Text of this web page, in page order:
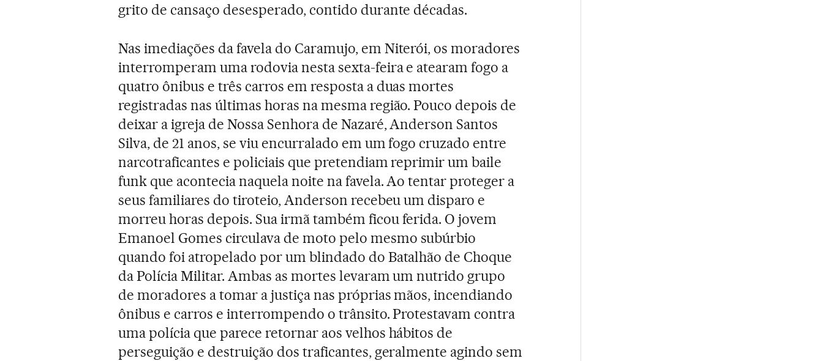
grito de cansaço desesperado, contido durante décadas.
Nas imediações da favela do Caramujo, em Niterói, os moradores
interromperam uma rodovia nesta sexta-feira e atearam fogo a
quatro ônibus e três carros em resposta a duas mortes
registradas nas últimas horas na mesma região. Pouco depois de
deixar a igreja de Nossa Senhora de Nazaré, Anderson Santos
Silva, de 21 anos, se viu encurralado em um fogo cruzado entre
narcotraficantes e policiais que pretendiam reprimir um baile
funk que acontecia naquela noite na favela. Ao tentar proteger a
seus familiares do tiroteio, Anderson recebeu um disparo e
morreu horas depois. Sua irmã também ficou ferida. O jovem
Emanoel Gomes circulava de moto pelo mesmo subúrbio
quando foi atropelado por um blindado do Batalhão de Choque
da Polícia Militar. Ambas as mortes levaram um nutrido grupo
de moradores a tomar a justiça nas próprias mãos, incendiando
ônibus e carros e interrompendo o trânsito. Protestavam contra
uma polícia que parece retornar aos velhos hábitos de
perseguição e destruição dos traficantes, geralmente agindo sem